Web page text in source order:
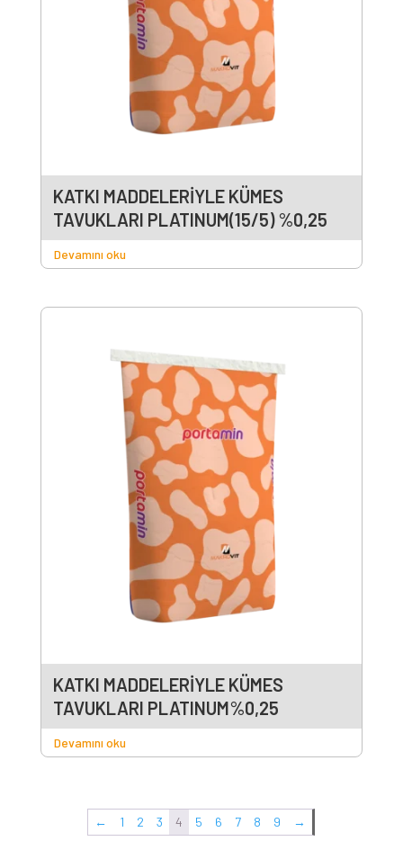
KATKI MADDELERİYLE KÜMES
TAVUKLARI PLATINUM(15/5) %0,25
Devamını oku
KATKI MADDELERİYLE KÜMES
TAVUKLARI PLATINUM%0,25
Devamını oku
← 1 2 3 4 5 6 7 8 9 →